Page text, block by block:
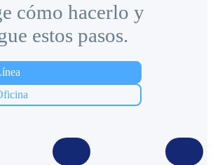
cómo hacerlo y
estos pasos.​